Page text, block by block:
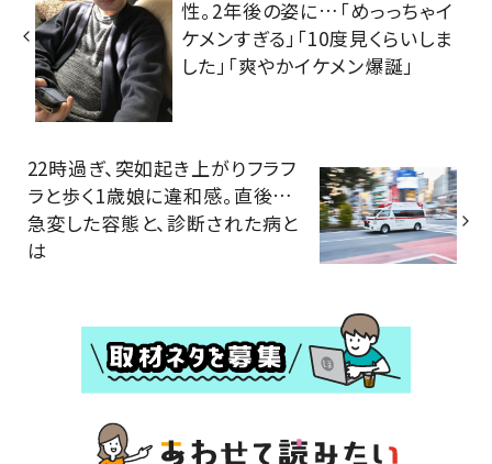
性。2年後の姿に…「めっっちゃイ
ケメンすぎる」「10度見くらいしま
した」「爽やかイケメン爆誕」
22時過ぎ、突如起き上がりフラフ
ラと歩く1歳娘に違和感。直後…
急変した容態と、診断された病と
は